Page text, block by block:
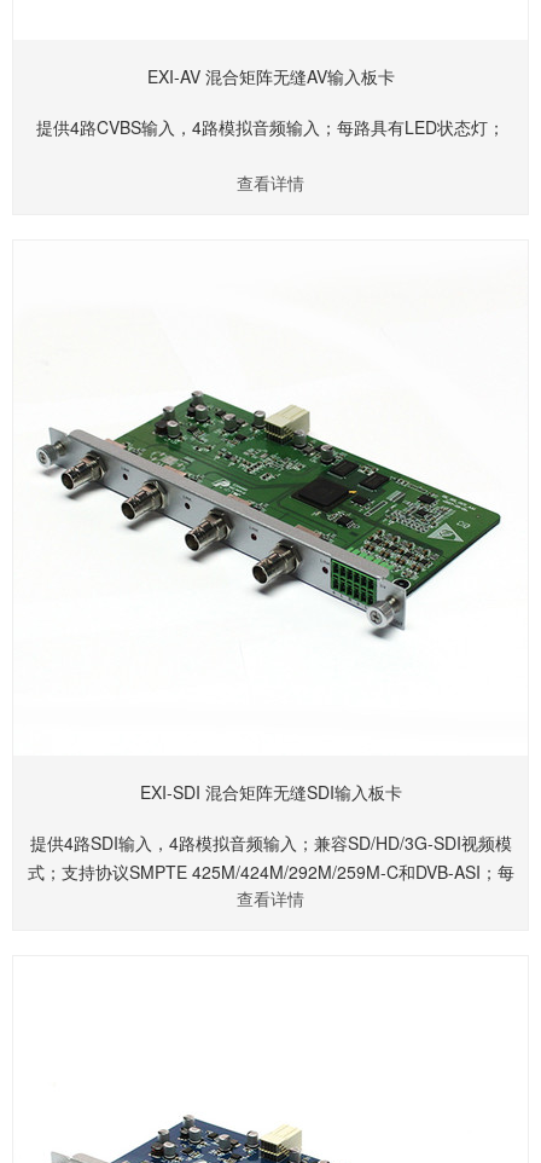
EXI-AV 混合矩阵无缝AV输入板卡
提供4路CVBS输入，4路模拟音频输入；每路具有LED状态灯；
查看详情
EXI-SDI 混合矩阵无缝SDI输入板卡
提供4路SDI输入，4路模拟音频输入；兼容SD/HD/3G-SDI视频模
式；支持协议SMPTE 425M/424M/292M/259M-C和DVB-ASI；每
路具有LED状态灯；
查看详情